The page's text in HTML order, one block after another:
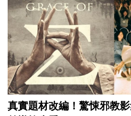
真實題材改編！驚悚邪教